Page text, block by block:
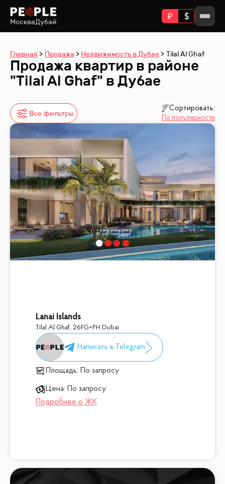
МоскваДубай
Главная Продажа Недвижимость в Дубае Tilal Al Ghaf
Продажа квартир в районе
"Tilal Al Ghaf" в Дубае
Все фильтры
Сортировать:
По популярности
Lanai Islands
Tilal Al Ghaf, 26FG+PH Dubai
Площадь: По запросу
Цена: По запросу